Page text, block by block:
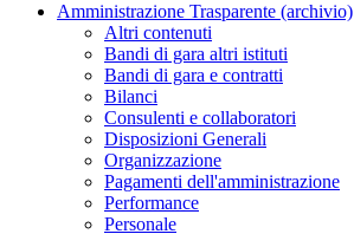
Amministrazione Trasparente (archivio)
Altri contenuti
Bandi di gara altri istituti
Bandi di gara e contratti
Bilanci
Consulenti e collaboratori
Disposizioni Generali
Organizzazione
Pagamenti dell'amministrazione
Performance
Personale